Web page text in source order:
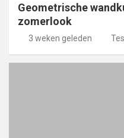
Geometrische
zomerlook
3 weken geleden